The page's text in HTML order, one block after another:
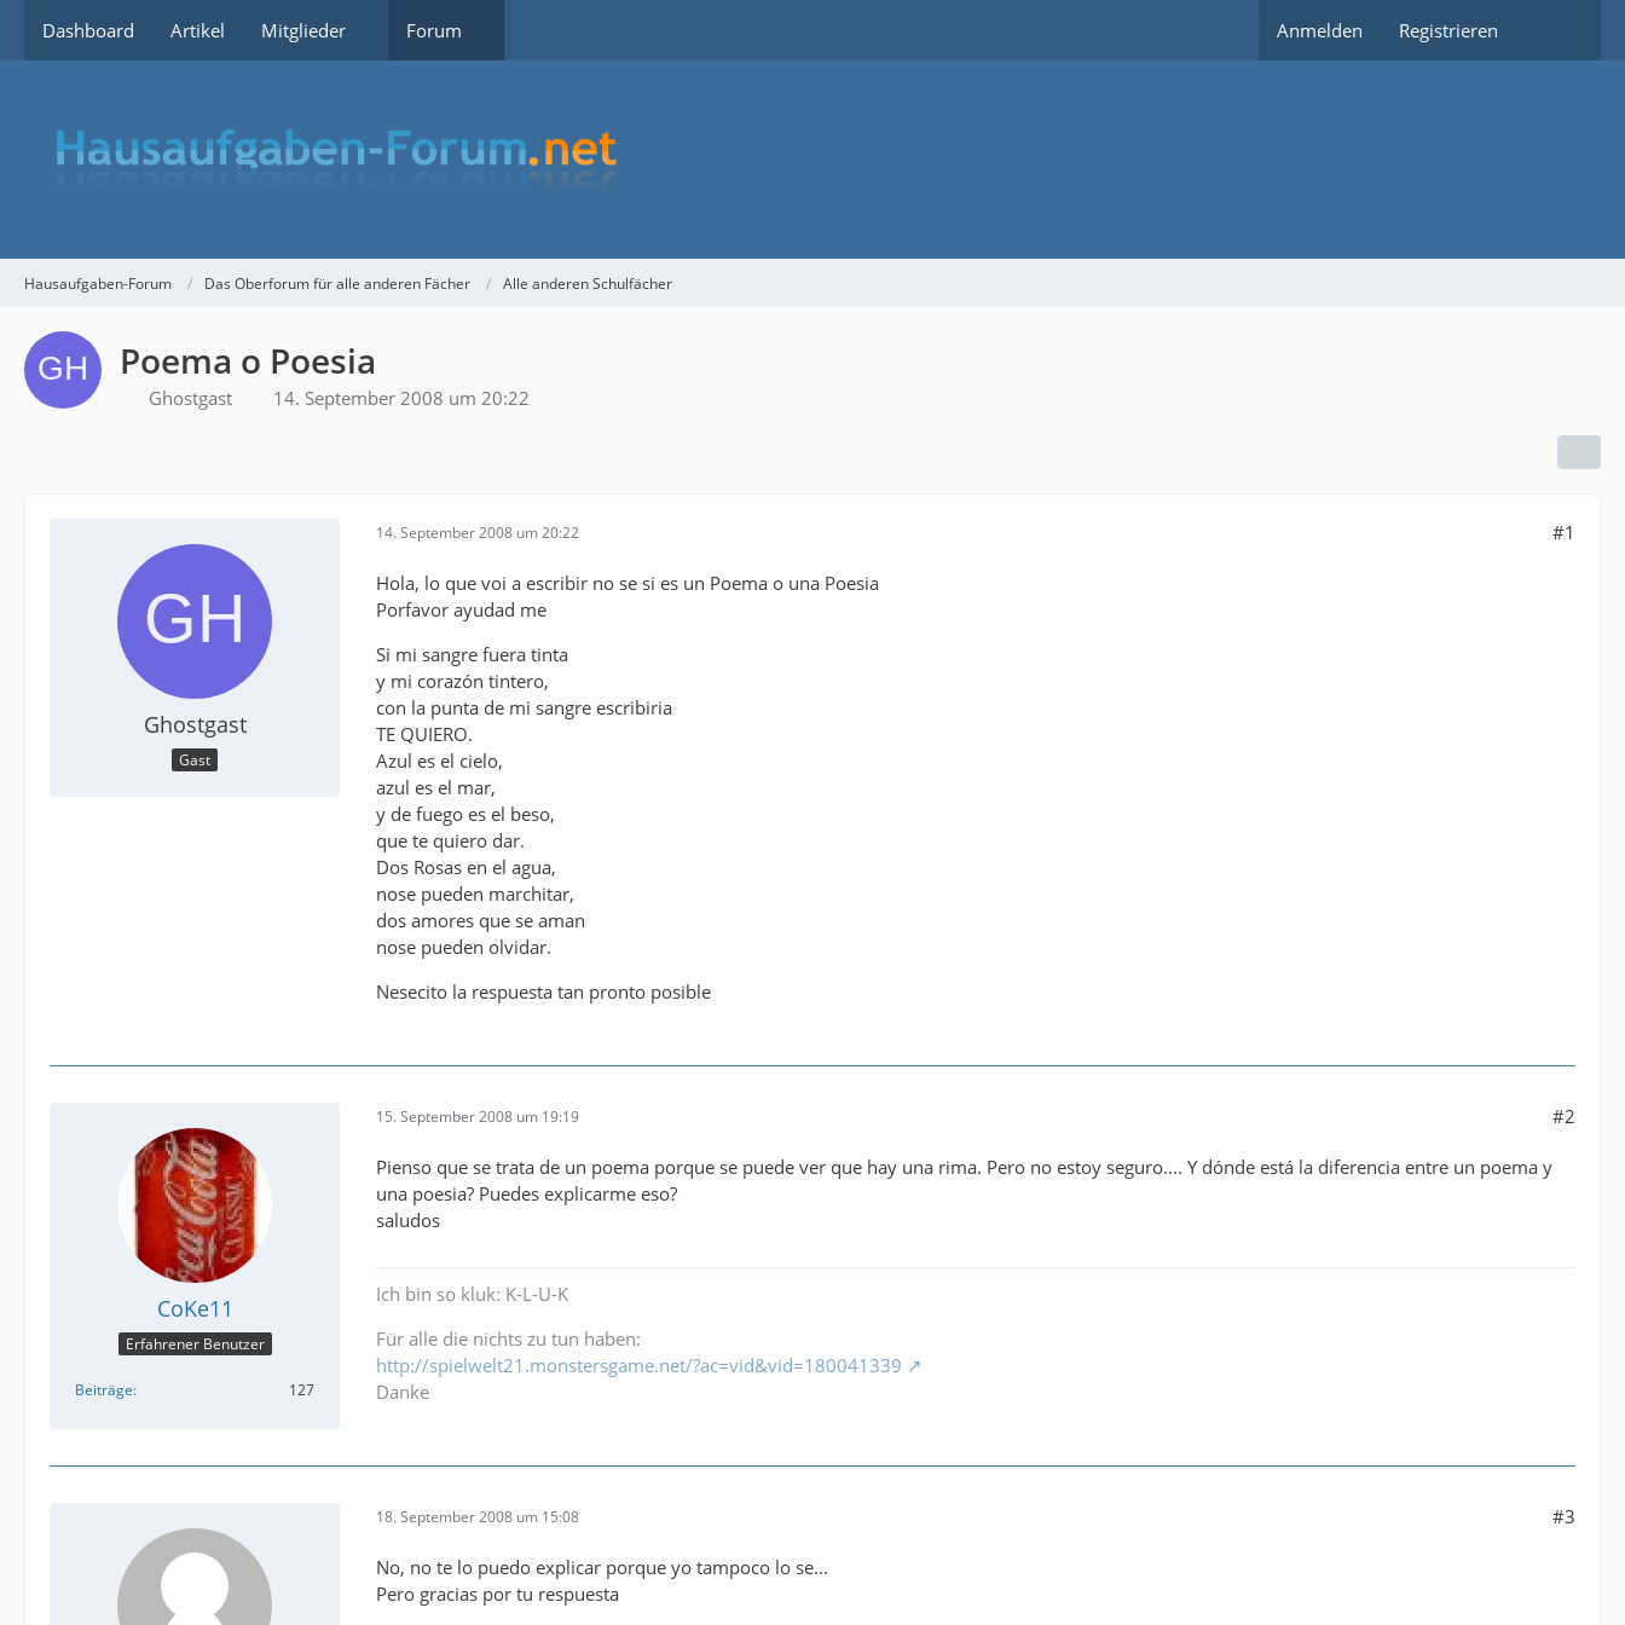
Dashboard Artikel Mitglieder Forum Anmelden Registrieren
Hausaufgaben-Forum Das Oberforum für alle anderen Fächer Alle anderen Schulfächer
Poema o Poesia
Ghostgast 14. September 2008 um 20:22
Ghostgast
Gast
14. September 2008 um 20:22 #1
Hola, lo que voi a escribir no se si es un Poema o una Poesia
Porfavor ayudad me
Si mi sangre fuera tinta
y mi corazón tintero,
con la punta de mi sangre escribiria
TE QUIERO.
Azul es el cielo,
azul es el mar,
y de fuego es el beso,
que te quiero dar.
Dos Rosas en el agua,
nose pueden marchitar,
dos amores que se aman
nose pueden olvidar.
Nesecito la respuesta tan pronto posible
CoKe11
Erfahrener Benutzer
Beiträge 127
15. September 2008 um 19:19 #2
Pienso que se trata de un poema porque se puede ver que hay una rima. Pero no estoy seguro.... Y dónde está la diferencia entre un poema y
una poesia? Puedes explicarme eso?
saludos
Ich bin so kluk: K-L-U-K
Für alle die nichts zu tun haben:
http://spielwelt21.monstersgame.net/?ac=vid&vid=180041339
Danke
18. September 2008 um 15:08 #3
No, no te lo puedo explicar porque yo tampoco lo se...
Pero gracias por tu respuesta